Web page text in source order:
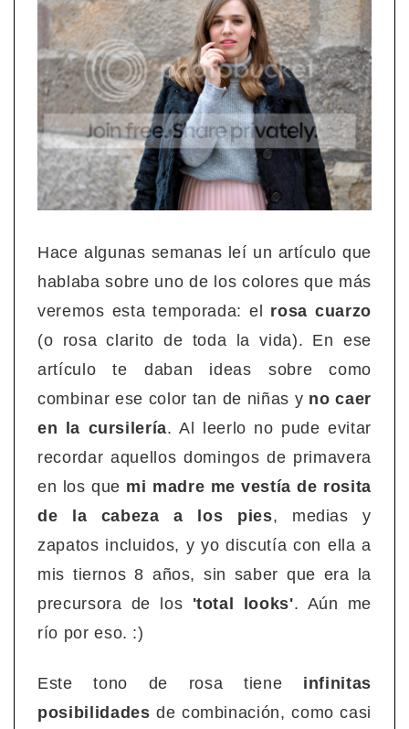
Hace algunas semanas leí un artículo que
hablaba sobre uno de los colores que más
veremos esta temporada: el rosa cuarzo
(o rosa clarito de toda la vida). En ese
artículo te daban ideas sobre como
combinar ese color tan de niñas y no caer
en la cursilería. Al leerlo no pude evitar
recordar aquellos domingos de primavera
en los que mi madre me vestía de rosita
de la cabeza a los pies, medias y
zapatos incluidos, y yo discutía con ella a
mis tiernos 8 años, sin saber que era la
precursora de los 'total looks'. Aún me
río por eso. :)
Este tono de rosa tiene infinitas
posibilidades de combinación, como casi